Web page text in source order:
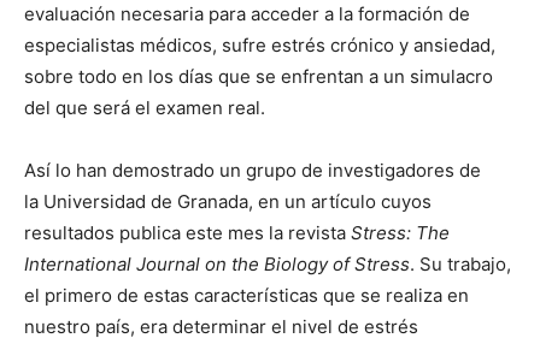
evaluación necesaria para acceder a la formación de
especialistas médicos, sufre estrés crónico y ansiedad,
sobre todo en los días que se enfrentan a un simulacro
del que será el examen real.
Así lo han demostrado un grupo de investigadores de
la Universidad de Granada, en un artículo cuyos
resultados publica este mes la revista Stress: The
International Journal on the Biology of Stress. Su trabajo,
el primero de estas características que se realiza en
nuestro país, era determinar el nivel de estrés